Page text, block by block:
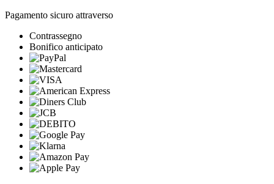
Pagamento sicuro attraverso
Contrassegno
Bonifico anticipato